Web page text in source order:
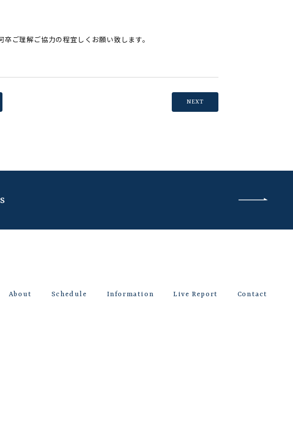
ご理解ご協力の程宜しくお願い致します。
NEXT
About Schedule Information Live Report Contact